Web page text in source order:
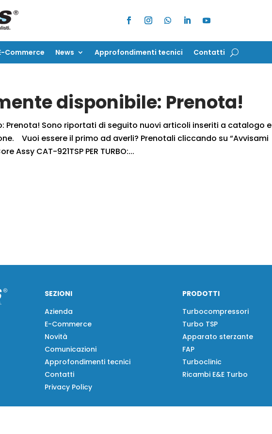
Commerce News Approfondimenti tecnici Contatti
Commerce News Approfondimenti tecnici Contatti
disponibile: Prenota!
Prenota! Sono riportati di seguito nuovi articoli inseriti a catalogo e
Vuoi essere il primo ad averli? Prenotali cliccando su “Avvisami
Assy CAT-921TSP PER TURBO:...
SEZIONI
Azienda
E-Commerce
Novità
Comunicazioni
Approfondimenti tecnici
Contatti
Privacy Policy
PRODOTTI
Turbocompressori
Turbo TSP
Apparato sterzante
FAP
Turboclinic
Ricambi E&E Turbo